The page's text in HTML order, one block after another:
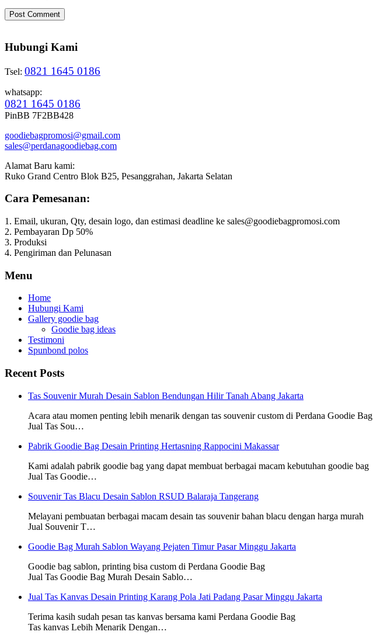
Hubungi Kami
Tsel: 0821 1645 0186
whatsapp:
0821 1645 0186
PinBB 7F2BB428
goodiebagpromosi@gmail.com
sales@perdanagoodiebag.com
Alamat Baru kami:
Ruko Grand Centro Blok B25, Pesanggrahan, Jakarta Selatan
Cara Pemesanan:
1. Email, ukuran, Qty, desain logo, dan estimasi deadline ke sales@goodiebagpromosi.com
2. Pembayaran Dp 50%
3. Produksi
4. Pengiriman dan Pelunasan
Menu
Home
Hubungi Kami
Gallery goodie bag
Goodie bag ideas
Testimoni
Spunbond polos
Recent Posts
Tas Souvenir Murah Desain Sablon Bendungan Hilir Tanah Abang Jakarta
Acara atau momen penting lebih menarik dengan tas souvenir custom di Perdana Goodie Bag
Jual Tas Sou…
Pabrik Goodie Bag Desain Printing Hertasning Rappocini Makassar
Kami adalah pabrik goodie bag yang dapat membuat berbagai macam kebutuhan goodie bag
Jual Tas Goodie…
Souvenir Tas Blacu Desain Sablon RSUD Balaraja Tangerang
Melayani pembuatan berbagai macam desain tas souvenir bahan blacu dengan harga murah
Jual Souvenir T…
Goodie Bag Murah Sablon Wayang Pejaten Timur Pasar Minggu Jakarta
Goodie bag sablon, printing bisa custom di Perdana Goodie Bag
Jual Tas Goodie Bag Murah Desain Sablo…
Jual Tas Kanvas Desain Printing Karang Pola Jati Padang Pasar Minggu Jakarta
Terima kasih sudah pesan tas kanvas bersama kami Perdana Goodie Bag
Tas kanvas Lebih Menarik Dengan…